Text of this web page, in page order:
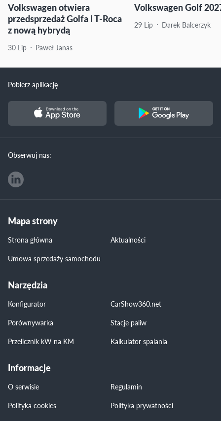
Volkswagen otwiera
przedsprzedaż Golfa i T-Roca
z nową hybrydą
30 Lip Paweł Janas
Volkswagen Golf
29 Lip Darek Balcerzyk
Pobierz aplikację
Obserwuj nas:
Mapa strony
Strona główna
Aktualności
Umowa sprzedaży samochodu
Narzędzia
Konfigurator
CarShow360.net
Porównywarka
Stacje paliw
Przelicznik kW na KM
Kalkulator spalania
Informacje
O serwisie
Regulamin
Polityka cookies
Polityka prywatności